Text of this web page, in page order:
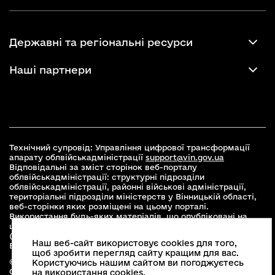
Державні та регіональні ресурси
Наші партнери
Технічний супровід: Управління цифрової трансформації
апарату облвійськадміністрації support@vin.gov.ua
Відповідальні за зміст сторінок веб-порталу
облвійськадміністрації: структурні підрозділи
облвійськадміністрації, районні військові адміністрації,
територіальні підрозділи міністерств у Вінницькій області,
веб-сторінки яких розміщені на цьому порталі.
Використання будь-яких матеріалів, що опубліковані на
цьому сайті, дозволяється при умові зазначення посилання
(для інтернет-видань - гіперпосилання) на офіційний сайт
Вінницької облвійськадміністраціїwww.vin.gov.ua .
© 2026 Весь контент доступний за ліцензією Creative
Commons Attribution 4.0 International license, якщо не
Наш веб-сайт використовує cookies для того,
щоб зробити перегляд сайту кращим для вас.
Користуючись нашим сайтом ви погоджуєтесь
на використання cookies.